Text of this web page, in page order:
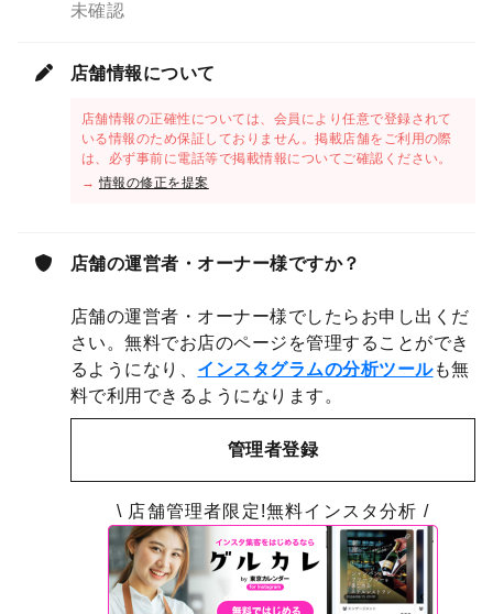
未確認
店舗情報について
店舗情報の正確性については、会員により任意で登録されて
いる情報のため保証しておりません。掲載店舗をご利用の際
は、必ず事前に電話等で掲載情報についてご確認ください。
→情報の修正を提案
店舗の運営者・オーナー様ですか？
店舗の運営者・オーナー様でしたらお申し出くだ
さい。無料でお店のページを管理することができ
るようになり、 インスタグラムの分析ツールも無
料で利用できるようになります。
管理者登録
\ 店舗管理者限定!無料インスタ分析 /